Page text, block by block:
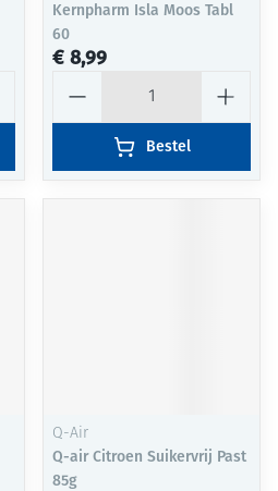
Kernpharm Isla Moos Tabl
60
€ 8,99
Bestel
Q-Air
Q-air Citroen Suikervrij Past
85g